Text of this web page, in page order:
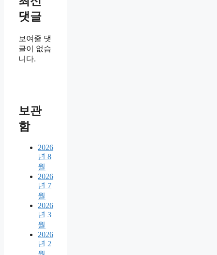
댓글
보여줄 댓
글이 없습
니다.
보관
함
2026
년 8
월
2026
년 7
월
2026
년 3
월
2026
년 2